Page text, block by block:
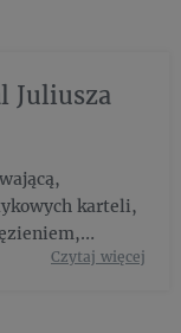
Juliusza
karteli,
pokera.
Czytaj więcej